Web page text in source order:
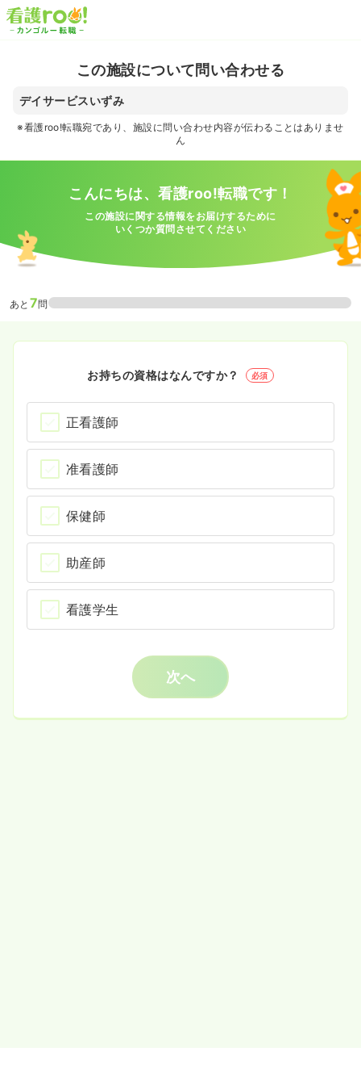
この施設について問い合わせる
デイサービスいずみ
※看護roo!転職宛であり、施設に問い合わせ内容が伝わることはありませ
ん
こんにちは、看護roo!転職です！
この施設に関する情報をお届けするために
いくつか質問させてください
あと 7問
お持ちの資格はなんですか？ 必須
正看護師
准看護師
保健師
助産師
看護学生
次へ